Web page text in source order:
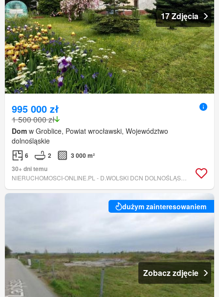
17 Zdjęcia
995 000 zł
1 500 000 zł
Dom w Groblice, Powiat wrocławski, Województwo
dolnośląskie
6 2
3 000 m²
30+ dni temu
dużym zainteresowaniem
Zobacz zdjęcie